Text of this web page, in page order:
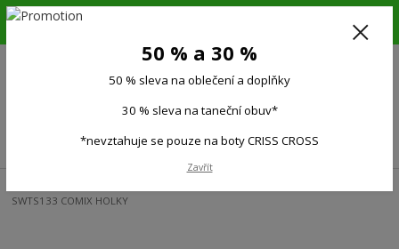
6.-16.8.26. DOVOLENÁ !!! 50 % SLEVA na všechno oblečení a doplňky !!!
(Po-Pá 9:00-15.00)
SWTS133 COMIX HOLKY
50 % a 30 %
50 % sleva na oblečení a doplňky
30 % sleva na taneční obuv*
*nevztahuje se pouze na boty CRISS CROSS
Zavřít